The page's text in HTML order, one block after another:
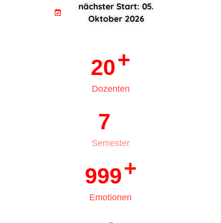
nächster Start: 05.
Oktober 2026
20+
Dozenten
7
Semester
999+
Emotionen